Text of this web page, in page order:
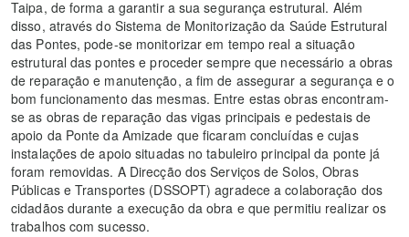
Taipa, de forma a garantir a sua segurança estrutural. Além
disso, através do Sistema de Monitorização da Saúde Estrutural
das Pontes, pode-se monitorizar em tempo real a situação
estrutural das pontes e proceder sempre que necessário a obras
de reparação e manutenção, a fim de assegurar a segurança e o
bom funcionamento das mesmas. Entre estas obras encontram-
se as obras de reparação das vigas principais e pedestais de
apoio da Ponte da Amizade que ficaram concluídas e cujas
instalações de apoio situadas no tabuleiro principal da ponte já
foram removidas. A Direcção dos Serviços de Solos, Obras
Públicas e Transportes (DSSOPT) agradece a colaboração dos
cidadãos durante a execução da obra e que permitiu realizar os
trabalhos com sucesso.